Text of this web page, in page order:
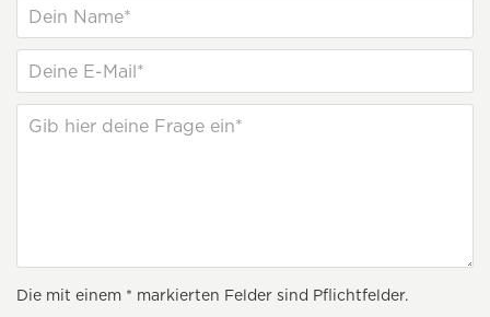
Die mit einem * markierten Felder sind Pflichtfelder.